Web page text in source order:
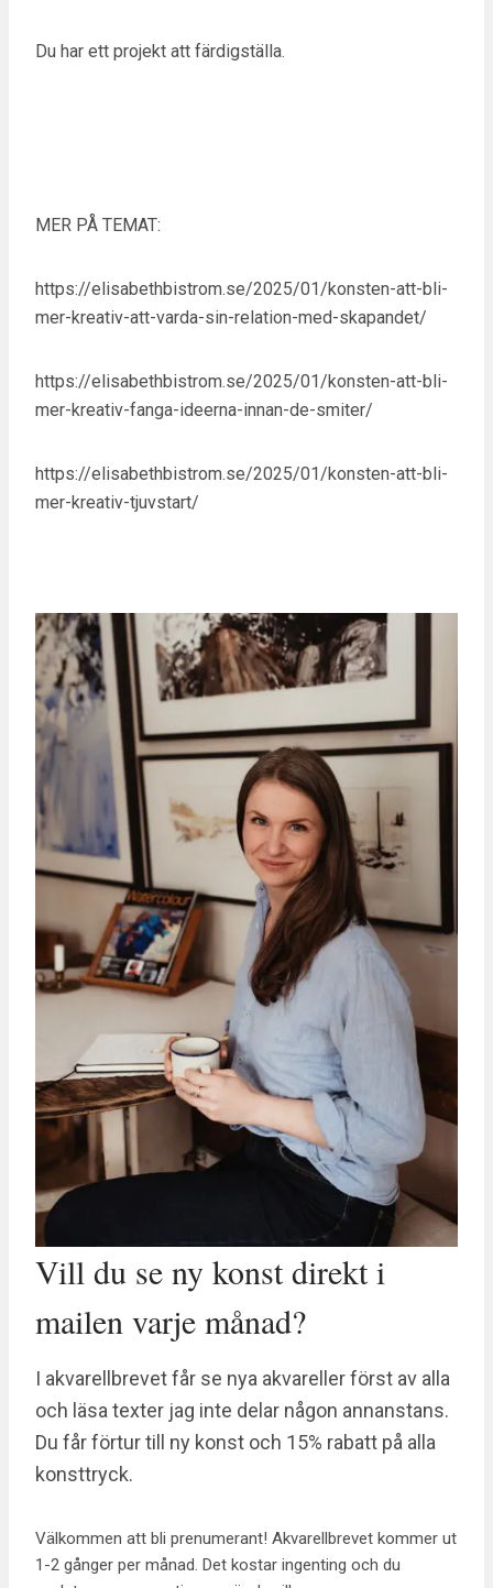
Du har ett projekt att färdigställa.
MER PÅ TEMAT:
https://elisabethbistrom.se/2025/01/konsten-att-bli-
mer-kreativ-att-varda-sin-relation-med-skapandet/
https://elisabethbistrom.se/2025/01/konsten-att-bli-
mer-kreativ-fanga-ideerna-innan-de-smiter/
https://elisabethbistrom.se/2025/01/konsten-att-bli-
mer-kreativ-tjuvstart/
Vill du se ny konst direkt i
mailen varje månad?
I akvarellbrevet får se nya akvareller först av alla
och läsa texter jag inte delar någon annanstans.
Du får förtur till ny konst och 15% rabatt på alla
konsttryck.
Välkommen att bli prenumerant! Akvarellbrevet kommer ut
1-2 gånger per månad. Det kostar ingenting och du